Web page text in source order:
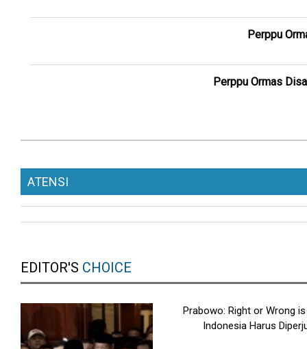
Perppu
Perppu Ormas
ATENSI
EDITOR'S CHOICE
Prabowo: Right or Wrong
Indonesia Harus